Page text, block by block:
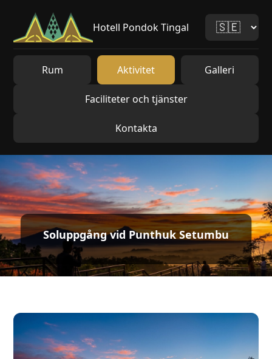
Hotell Pondok Tingal
Rum Aktivitet Galleri
Faciliteter och tjänster
Kontakta
Soluppgång vid Punthuk Setumbu